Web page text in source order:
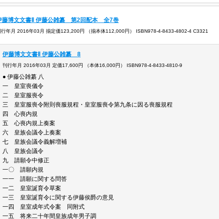
藤博文文書Ⅱ 伊藤公雑纂 第2回配本 全7巻
行年月 2016年03月 揃定価123,200円 （揃本体112,000円） ISBN978-4-8433-4802-4 C3321
伊藤博文文書Ⅱ 伊藤公雑纂 8
刊行年月 2016年03月 定価17,600円 （本体16,000円） ISBN978-4-8433-4810-9
● 伊藤公雑纂 八
一 皇室喪儀令
二 皇室服喪令
三 皇室服喪令附則喪服規程・皇室服喪令第九条に因る喪服規程
四 心喪内
五 心喪内規上奏案
六 皇族会議令上奏案
七 皇族会議令義解
八 皇族会議令
九 請願令中修
一〇 請願内
一一 請願に関する問答
一二 皇室誕育令
一三 皇室誕育令に関する伊藤侯爵
一四 皇室成年式令案 同
一五 将来二十年間皇族成年男子調